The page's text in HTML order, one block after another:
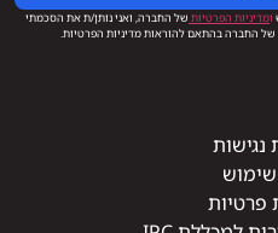
ומדיניות הפרטיות של החברה, ואני נותן/ת את הסכמתי
של החברה בהתאם להוראות מדיניות הפרטיות.
פרטיות